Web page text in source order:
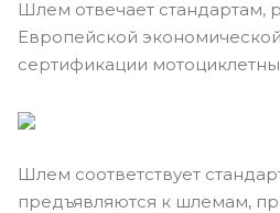
Шлем отвечает стандартам,
Европейской
сертификации
Шлем соответствует
предъявляются к шлемам,